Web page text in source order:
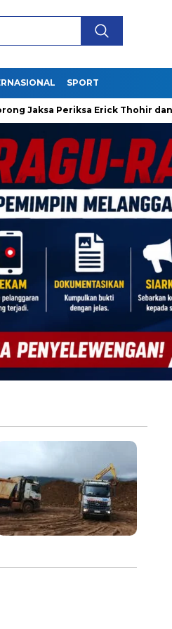
SPORT
Jaksa Periksa Erick Thohir dan